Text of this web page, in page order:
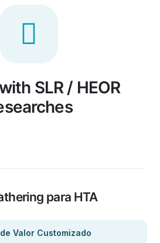
SLR / HEOR
para HTA
Valor Customizado